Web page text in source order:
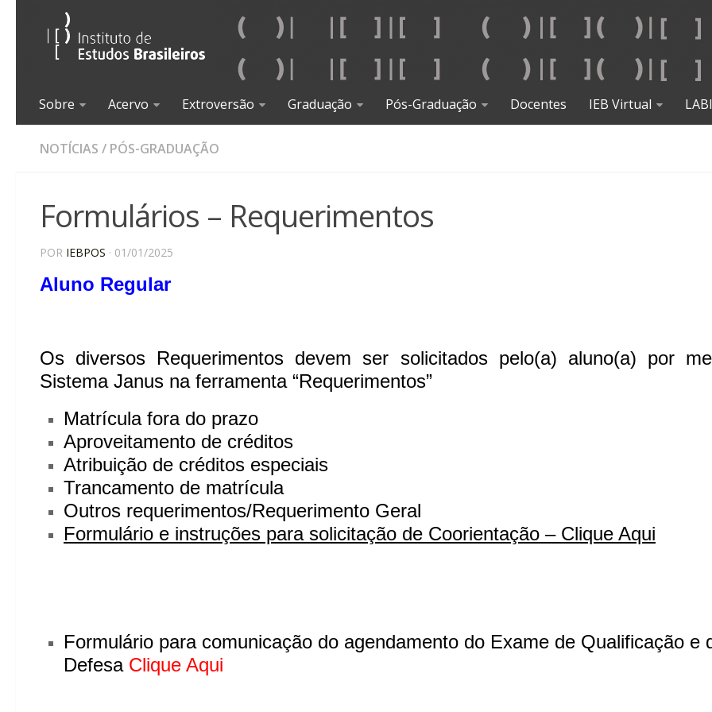
Sobre Acervo Extroversão Graduação Pós-Graduação Docentes IEB Virtual
NOTÍCIAS / PÓS-GRADUAÇÃO
Formulários – Requerimentos
POR IEBPOS · 01/01/2025
Aluno Regular
Os diversos Requerimentos devem ser solicitados pelo(a) aluno(a) por
Sistema Janus na ferramenta “Requerimentos”
Matrícula fora do prazo
Aproveitamento de créditos
Atribuição de créditos especiais
Trancamento de matrícula
Outros requerimentos/Requerimento Geral
Formulário e instruções para solicitação de Coorientação – Clique Aqui
Formulário para comunicação do agendamento do Exame de Qualificação e
Defesa Clique Aqui